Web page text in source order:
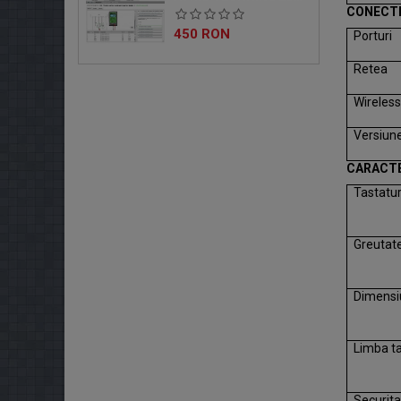
Pret
450 RON
Porturi
Retea
Wireless
Limba